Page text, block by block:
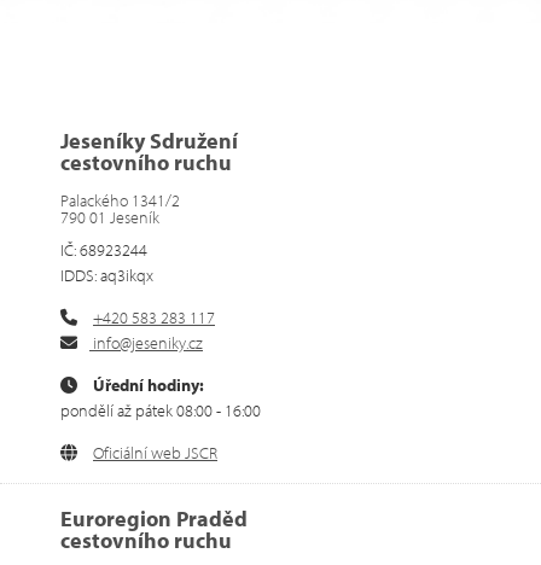
Jeseníky Sdružení
cestovního ruchu
Palackého 1341/2
790 01 Jeseník
IČ: 68923244
IDDS: aq3ikqx
+420 583 283 117
info@jeseniky.cz
Úřední hodiny:
pondělí až pátek 08:00 - 16:00
Oficiální web JSCR
Euroregion Praděd
cestovního ruchu